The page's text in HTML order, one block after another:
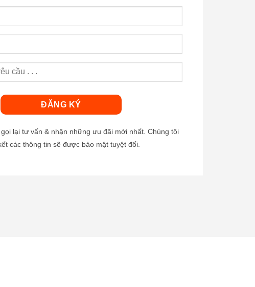
lại tư vấn & nhận những ưu đãi mới nhất. Chúng tôi
các thông tin sẽ được bảo mật tuyệt đối.